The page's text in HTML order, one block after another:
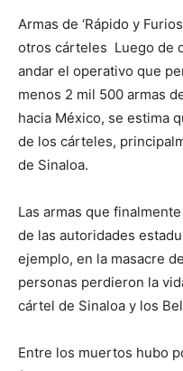
Armas de ‘Rápido y
otros cárteles Luego de
andar el operativo que
menos 2 mil 500 armas
hacia México, se estima
de los cárteles,
de Sinaloa.
Las armas que
de las autoridades
ejemplo, en la masacre
personas perdieron la
cártel de Sinaloa y los
Entre los muertos hubo